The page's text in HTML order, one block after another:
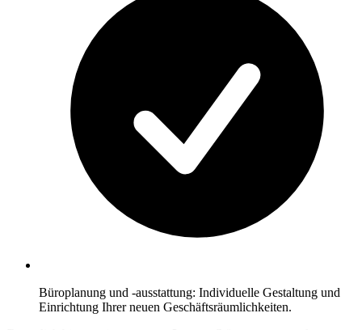
Büroplanung und -ausstattung: Individuelle Gestaltung und
Einrichtung Ihrer neuen Geschäftsräumlichkeiten.